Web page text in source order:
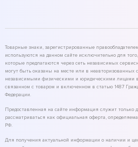
Товарные знаки, зарегистрированные
используются на данном сайте исключительно для
которые предлагаются через сеть независимых
могут быть оказаны на месте или в неавторизованных
независимыми физическими и юридическими лицами в
связанном с товаром и включенном в статью 1487
Федерации.
Предоставленная на сайте информация служит только
рассматриваться как официальная оферта,
РФ.
Для получения актуальной информации о наличии и